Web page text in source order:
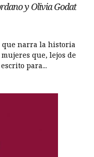
y Olivia Godat
narra la historia
que, lejos de
para...